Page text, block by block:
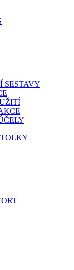
SESTAVY